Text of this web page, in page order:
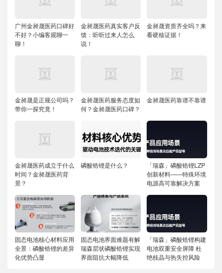
广州金昶晟医药口碑好
不好？小编客观聊一
聊！
金昶晟医药真实客户反
馈：听听过来人怎么
说！
金昶晟资质齐全吗？来
看硬核证据！
金昶晟是正规公司吗？
带你一探究竟！
金昶晟医药服务态度如
何？金昶晟医药口碑？
金昶晟医药靠谱不靠谱
金昶晟医药成立于什么
时间？金昶晟医药背
景？
磷酸锆锂是什么？
「瑞森」磷酸锆锂LZP
创新材料——特殊环境
电源高可靠解决方案
固态电池核心材料应用
全景：磷酸锆锂的差异
化优势凸显
固态电池界面难题有解
瑞森层状磷酸锆锂实现
界面阻抗大幅降低
「瑞森」磷酸锆锂构建
电池双重安全屏障 杜
绝枝晶与热失控风险